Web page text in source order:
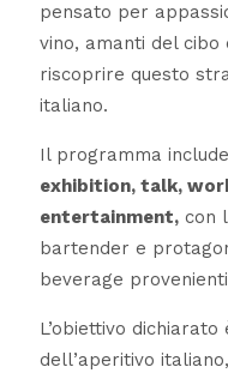
pensato per
vino, amanti del cibo
riscoprire questo
italiano.
Il programma
exhibition, talk,
entertainment,con
bartender e
beverage
L’obiettivo
dell’aperitivo